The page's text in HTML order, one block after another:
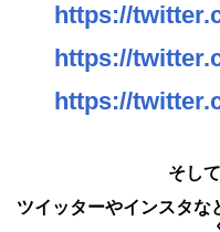
https://
https://
https://
そし
ツイッターやインスタな